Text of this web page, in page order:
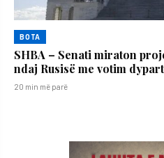
BOTA
SHBA – Senati miraton
ndaj Rusisë me votim
20 min më parë